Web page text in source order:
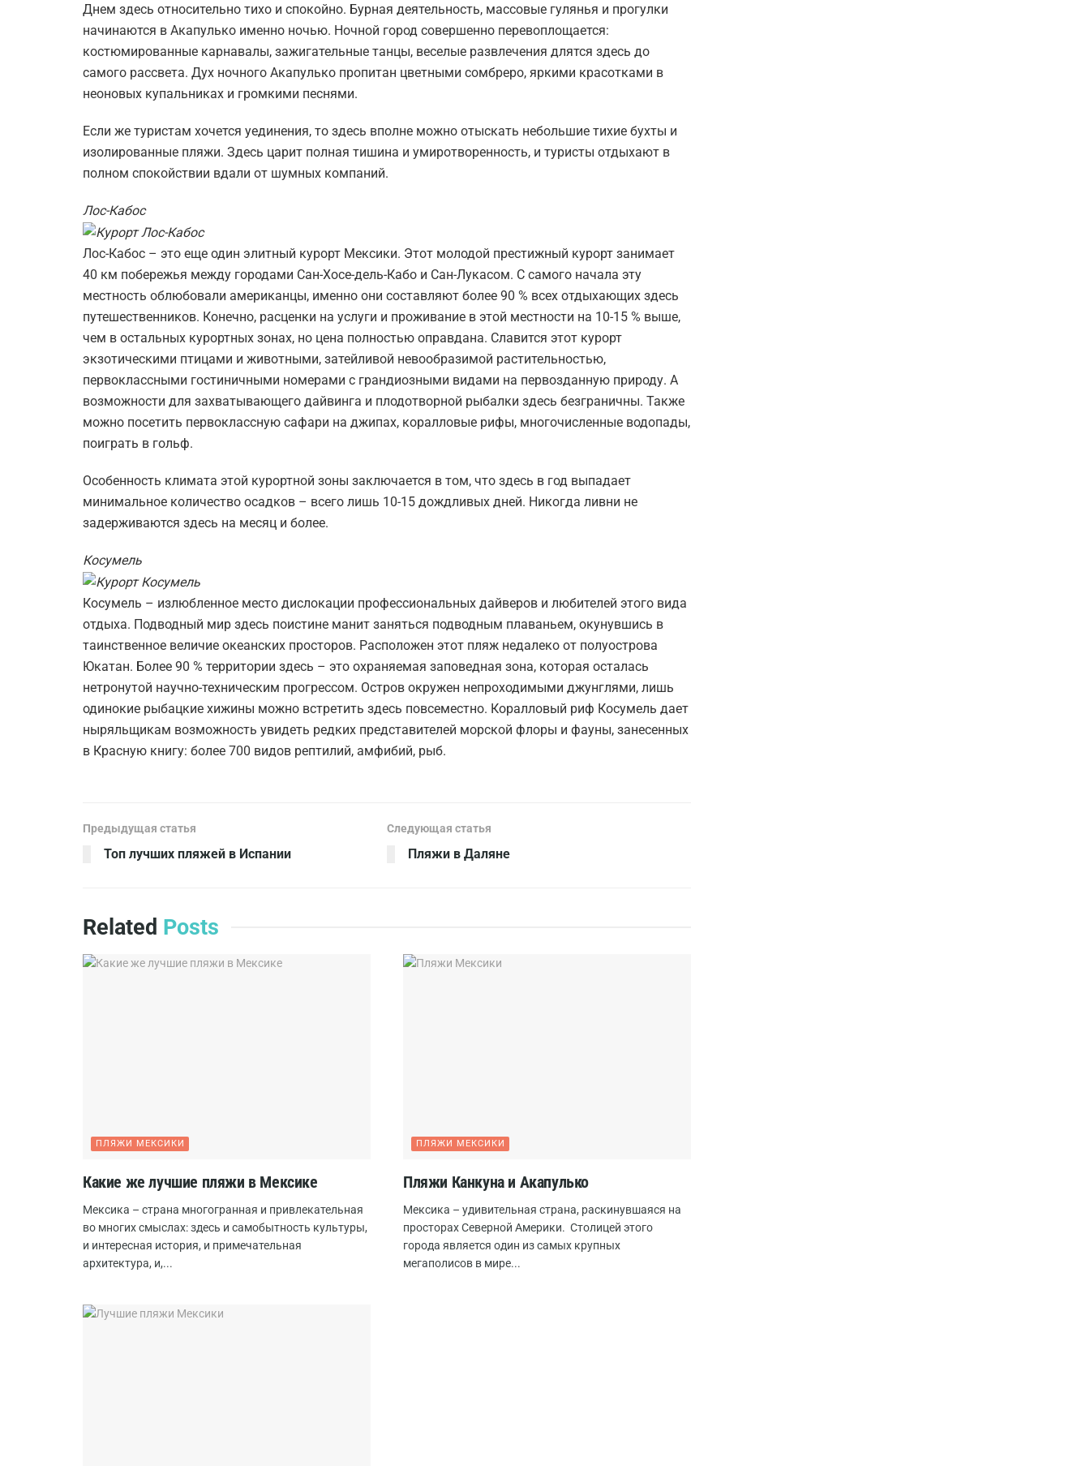
Днем здесь относительно тихо и спокойно. Бурная деятельность, массовые гулянья и прогулки
начинаются в Акапулько именно ночью. Ночной город совершенно перевоплощается:
костюмированные карнавалы, зажигательные танцы, веселые развлечения длятся здесь до
самого рассвета. Дух ночного Акапулько пропитан цветными сомбреро, яркими красотками в
неоновых купальниках и громкими песнями.
Если же туристам хочется уединения, то здесь вполне можно отыскать небольшие тихие бухты и
изолированные пляжи. Здесь царит полная тишина и умиротворенность, и туристы отдыхают в
полном спокойствии вдали от шумных компаний.
Лос-Кабос
Лос-Кабос – это еще один элитный курорт Мексики. Этот молодой престижный курорт занимает
40 км побережья между городами Сан-Хосе-дель-Кабо и Сан-Лукасом. С самого начала эту
местность облюбовали американцы, именно они составляют более 90 % всех отдыхающих здесь
путешественников. Конечно, расценки на услуги и проживание в этой местности на 10-15 % выше,
чем в остальных курортных зонах, но цена полностью оправдана. Славится этот курорт
экзотическими птицами и животными, затейливой невообразимой растительностью,
первоклассными гостиничными номерами с грандиозными видами на первозданную природу. А
возможности для захватывающего дайвинга и плодотворной рыбалки здесь безграничны. Также
можно посетить первоклассную сафари на джипах, коралловые рифы, многочисленные водопады,
поиграть в гольф.
Особенность климата этой курортной зоны заключается в том, что здесь в год выпадает
минимальное количество осадков – всего лишь 10-15 дождливых дней. Никогда ливни не
задерживаются здесь на месяц и более.
Косумель
Косумель – излюбленное место дислокации профессиональных дайверов и любителей этого вида
отдыха. Подводный мир здесь поистине манит заняться подводным плаваньем, окунувшись в
таинственное величие океанских просторов. Расположен этот пляж недалеко от полуострова
Юкатан. Более 90 % территории здесь – это охраняемая заповедная зона, которая осталась
нетронутой научно-техническим прогрессом. Остров окружен непроходимыми джунглями, лишь
одинокие рыбацкие хижины можно встретить здесь повсеместно. Коралловый риф Косумель дает
ныряльщикам возможность увидеть редких представителей морской флоры и фауны, занесенных
в Красную книгу: более 700 видов рептилий, амфибий, рыб.
Предыдущая статья
Топ лучших пляжей в Испании
Следующая статья
Пляжи в Даляне
Related Posts
ПЛЯЖИ МЕКСИКИ
Какие же лучшие пляжи в Мексике
Мексика – страна многогранная и привлекательная
во многих смыслах: здесь и самобытность культуры,
и интересная история, и примечательная
архитектура, и,...
ПЛЯЖИ МЕКСИКИ
Пляжи Канкуна и Акапулько
Мексика – удивительная страна, раскинувшаяся на
просторах Северной Америки. Столицей этого
города является один из самых крупных
мегаполисов в мире...